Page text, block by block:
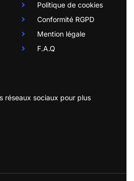
Politique de cookies
Conformité RGPD
Mention légale
F.A.Q
réseaux sociaux pour plus